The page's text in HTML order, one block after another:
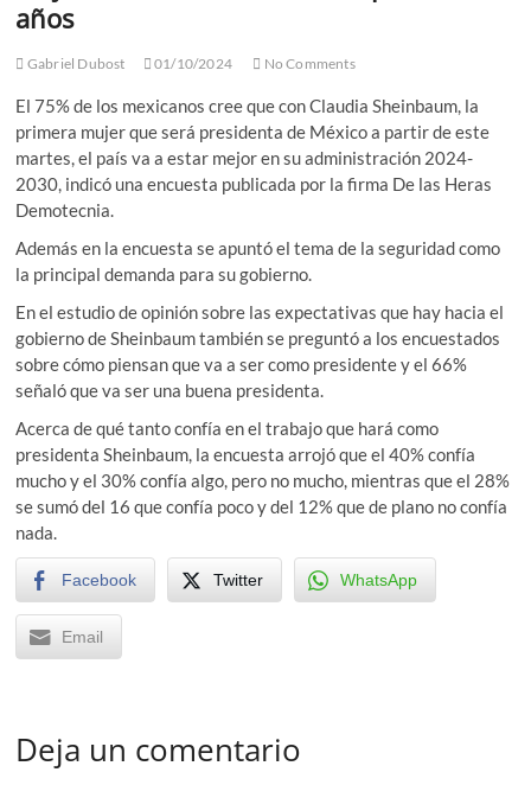
años
Gabriel Dubost 01/10/2024 No Comments
El 75% de los mexicanos cree que con Claudia Sheinbaum, la
primera mujer que será presidenta de México a partir de este
martes, el país va a estar mejor en su administración 2024-
2030, indicó una encuesta publicada por la firma De las Heras
Demotecnia.
Además en la encuesta se apuntó el tema de la seguridad como
la principal demanda para su gobierno.
En el estudio de opinión sobre las expectativas que hay hacia el
gobierno de Sheinbaum también se preguntó a los encuestados
sobre cómo piensan que va a ser como presidente y el 66%
señaló que va ser una buena presidenta.
Acerca de qué tanto confía en el trabajo que hará como
presidenta Sheinbaum, la encuesta arrojó que el 40% confía
mucho y el 30% confía algo, pero no mucho, mientras que el 28%
se sumó del 16 que confía poco y del 12% que de plano no confía
nada.
Facebook Twitter WhatsApp
Email
Deja un comentario